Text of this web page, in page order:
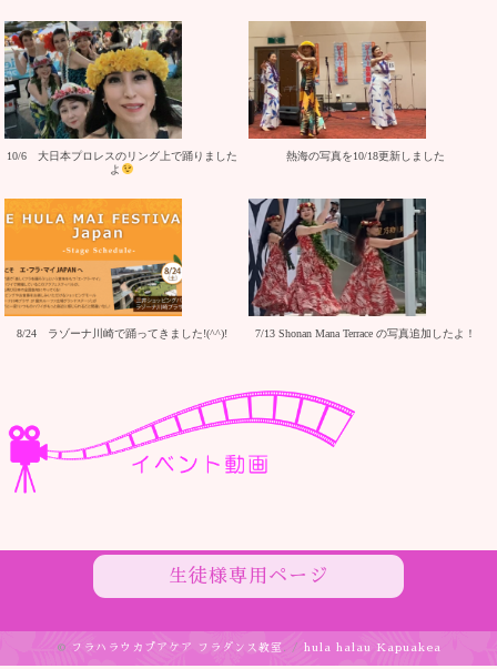
10/6 大日本プロレスのリング上で踊りました
よ
熱海の写真を10/18更新しました
8/24 ラゾーナ川崎で踊ってきました!(^^)! 7/13 Shonan Mana Terrace の写真追加したよ！
生徒様専用ページ
© フラハラウカプアケア フラダンス教室 . / hula halau Kapuakea